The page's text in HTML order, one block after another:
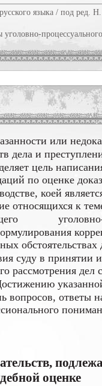
языка / под ред.
или
дела и
цель
по оценке
коей
относящихся к
обстоятельствах
суду в принятии
рассмотрения дел
вопросов, ответы
оценке